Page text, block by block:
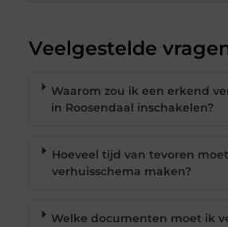
Veelgestelde
Waarom zou ik een erkend
in Roosendaal inschakelen?
Hoeveel tijd van tevoren
verhuisschema maken?
Welke documenten moet ik